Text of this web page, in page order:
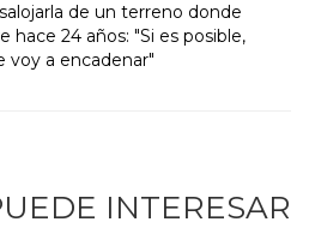
de un terreno donde
hace 24 años: "Si es posible,
voy a encadenar"
INTERESAR